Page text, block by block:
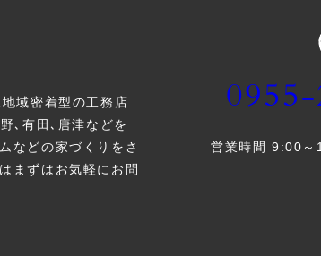
域密着型の工務店
､有田､唐津などを
などの家づくりをさ
まずはお気軽にお問
営業時間 9:00